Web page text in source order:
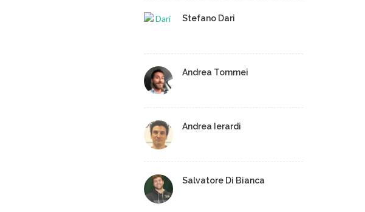
Stefano Dari
Andrea Tommei
Andrea Ierardi
Salvatore Di Bianca